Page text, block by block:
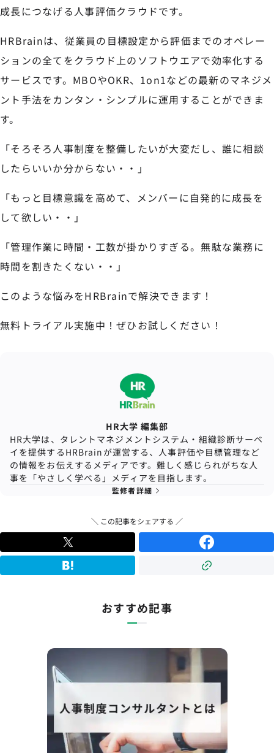
成長につなげる人事評価クラウドです。
HRBrainは、従業員の目標設定から評価までのオペレー
ションの全てをクラウド上のソフトウエアで効率化する
サービスです。MBOやOKR、1on1などの最新のマネジメ
ント手法をカンタン・シンプルに運用することができま
す。
「そろそろ人事制度を整備したいが大変だし、誰に相談
したらいいか分からない・・」
「もっと目標意識を高めて、メンバーに自発的に成長を
して欲しい・・」
「管理作業に時間・工数が掛かりすぎる。無駄な業務に
時間を割きたくない・・」
このような悩みをHRBrainで解決できます！
無料トライアル実施中！ぜひお試しください！
HR大学 編集部
HR大学は、タレントマネジメントシステム・組織診断サーベ
イを提供するHRBrainが運営する、人事評価や目標管理など
の情報をお伝えするメディアです。難しく感じられがちな人
事を「やさしく学べる」メディアを目指します。
監修者詳細
＼ この記事をシェアする ／
おすすめ記事